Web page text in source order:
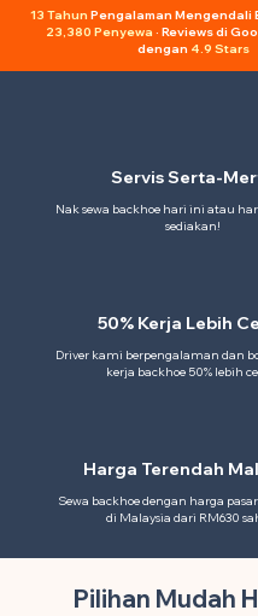
13 Tahun Pengalaman Mengendali
23,380 Penyewa · Reviews di
dengan 4.9 Stars
Servis Serta-
Nak sewa backhoe hari ini atau
sediakan!
50% Kerja Lebih
Driver kami berpengalaman dan
kerja backhoe 50% lebih
Harga Terendah
Sewa backhoe dengan harga
di Malaysia dari RM630
Pilihan Mudah